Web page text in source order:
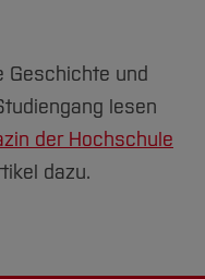
Geschichte und
lesen
der Hochschule
dazu.